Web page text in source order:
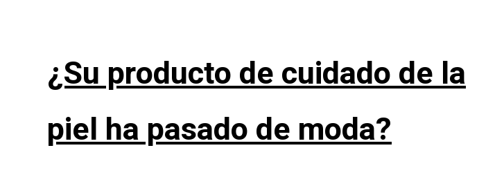
¿Su producto de cuidado de la
piel ha pasado de moda?